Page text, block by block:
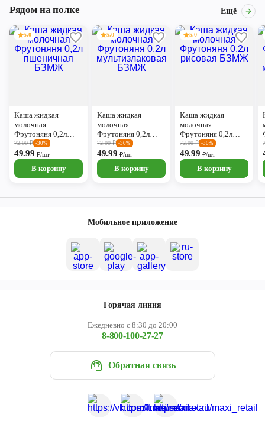
Рядом на полке Ещё
5.0
Каша жидкая
молочная
Фрутоняня 0,2л
пшеничная БЗМЖ
72.00₽ -30%
49.99₽/шт
В корзину
5.0
Каша жидкая
молочная
Фрутоняня 0,2л
мультизлаковая
БЗМЖ
72.00₽ -30%
49.99₽/шт
В корзину
5.0
Каша жидкая
молочная
Фрутоняня 0,2л
рисовая БЗМЖ
72.00₽ -30%
49.99₽/шт
В корзину
Мобильное приложение
Горячая линия
Ежедневно с 8:30 до 20:00
8-800-100-27-27
Обратная связь